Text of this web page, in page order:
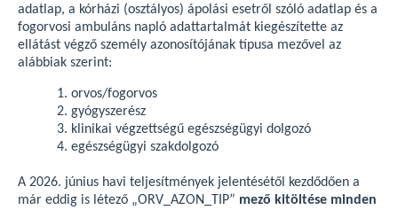
adatlap, a kórházi (osztályos) ápolási esetről szóló adatlap és a
fogorvosi ambuláns napló adattartalmát kiegészítette az
ellátást végző személy azonosítójának típusa mezővel az
alábbiak szerint:
orvos/fogorvos
gyógyszerész
klinikai végzettségű egészségügyi dolgozó
egészségügyi szakdolgozó
A 2026. június havi teljesítmények jelentésétől kezdődően a
már eddig is létező „ORV_AZON_TIP” mező kitöltése minden